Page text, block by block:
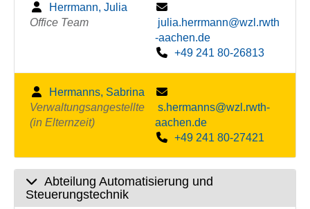
Herrmann, Julia
Office Team
julia.herrmann@wzl.rwth
-aachen.de
+49 241 80-26813
Hermanns, Sabrina
Verwaltungsangestellte
(in Elternzeit)
s.hermanns@wzl.rwth-
aachen.de
+49 241 80-27421
Abteilung Automatisierung und
Steuerungstechnik